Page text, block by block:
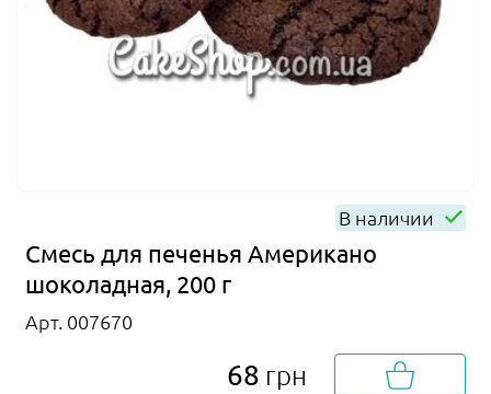
В наличии
Смесь для печенья Американо
шоколадная, 200 г
Арт. 007670
68 грн